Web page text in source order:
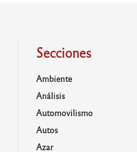
Secciones
Ambiente
Análisis
Automovilismo
Autos
Azar